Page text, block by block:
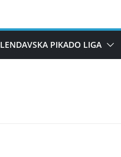
LENDAVSKA PIKADO LIGA